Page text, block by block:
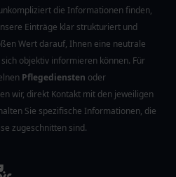
die Informationen finden,
Einträge klar strukturiert und
Wert darauf, Ihnen eine neutrale
objektiv informieren können. Für
Pflegediensten oder
wir, direkt Kontakt mit den jeweiligen
Sie spezifische Informationen, die
zugeschnitten sind.